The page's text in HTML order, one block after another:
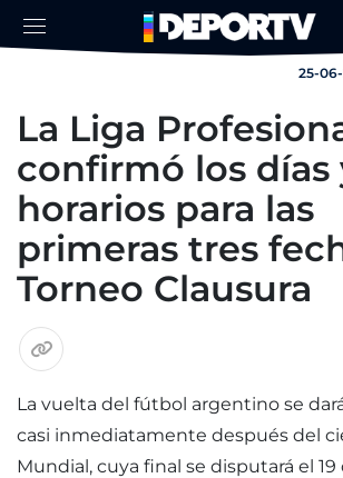
25-
La Liga
confirmó los días
horarios para las
primeras tres
Torneo Clausura
La vuelta del fútbol argentino se
casi inmediatamente después del
Mundial, cuya final se disputará el